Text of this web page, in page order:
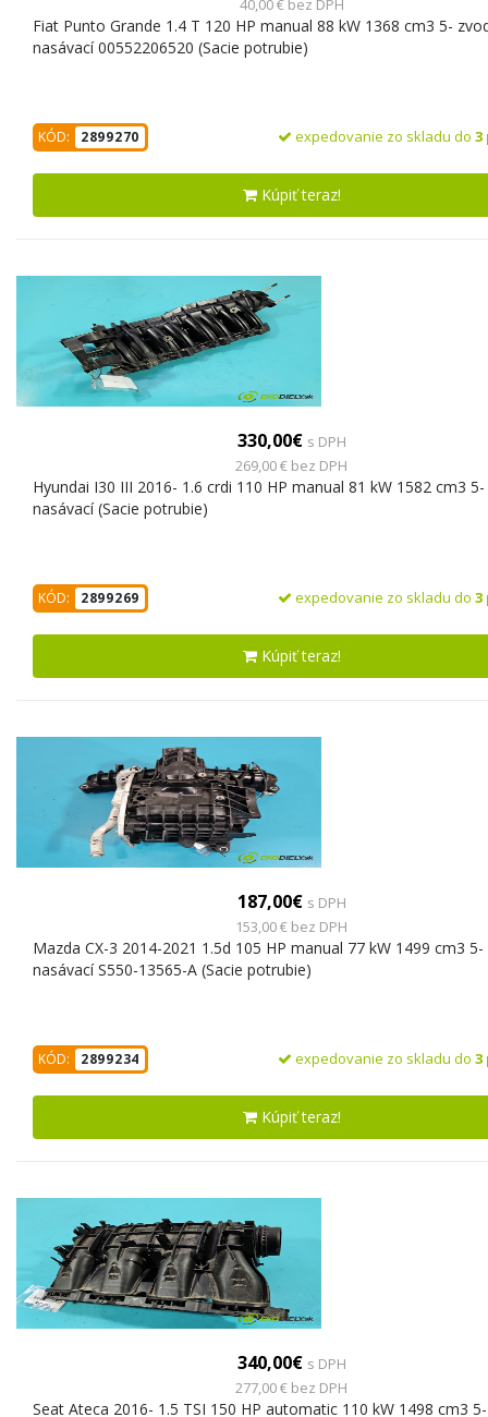
40,00 € bez DPH
Fiat Punto Grande 1.4 T 120 HP manual 88 kW 1368 cm3 5-
nasávací 00552206520 (Sacie potrubie)
KÓD: 2899270 expedovanie zo skladu do 3
Kúpiť teraz!
330,00€ s DPH
269,00 € bez DPH
Hyundai I30 III 2016- 1.6 crdi 110 HP manual 81 kW 1582 cm3
nasávací (Sacie potrubie)
KÓD: 2899269 expedovanie zo skladu do 3
Kúpiť teraz!
187,00€ s DPH
153,00 € bez DPH
Mazda CX-3 2014-2021 1.5d 105 HP manual 77 kW 1499 cm3
nasávací S550-13565-A (Sacie potrubie)
KÓD: 2899234 expedovanie zo skladu do 3
Kúpiť teraz!
340,00€ s DPH
277,00 € bez DPH
Seat Ateca 2016- 1.5 TSI 150 HP automatic 110 kW 1498 cm3